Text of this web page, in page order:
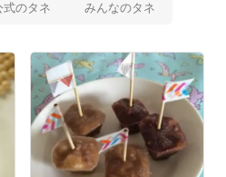
式のタネ みんなのタネ